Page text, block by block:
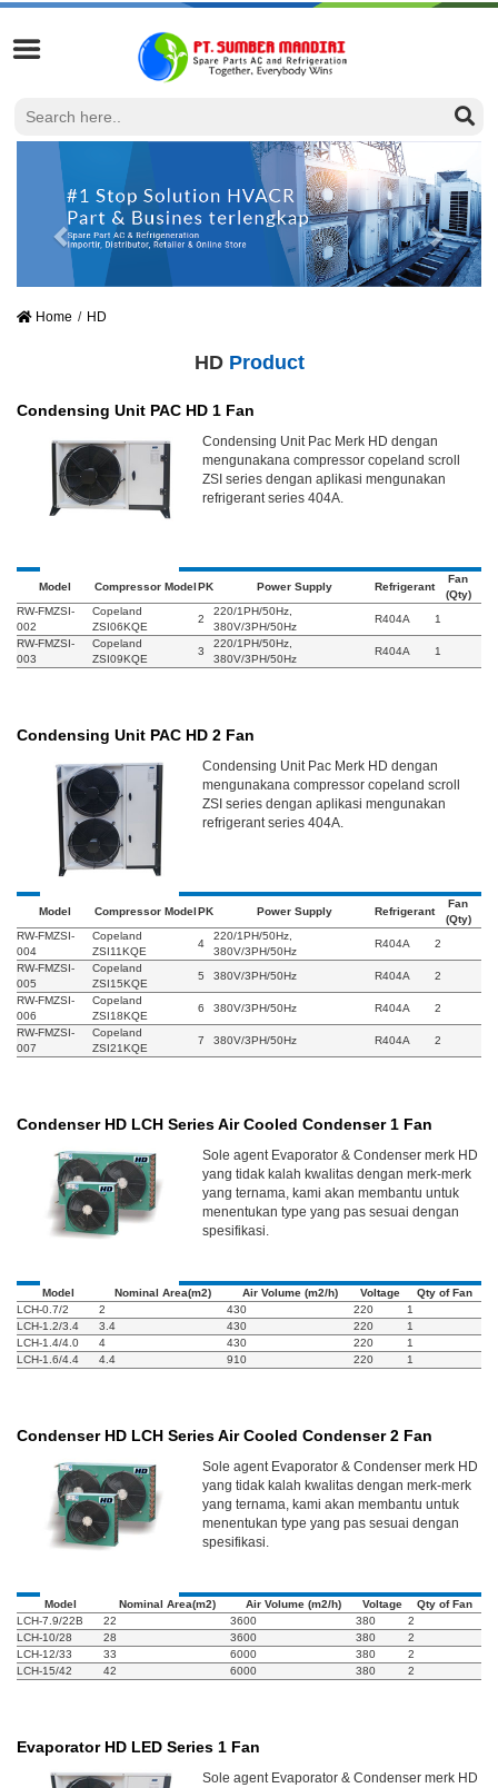
Home HD
HD Product
Condensing Unit PAC HD 1 Fan
Condensing Unit Pac Merk HD dengan
mengunakana compressor copeland scroll
ZSI series dengan aplikasi mengunakan
refrigerant series 404A.
Model Compressor ModelPK Power Supply Refrigerant
Fan
(Qty)
RW-FMZSI-
002
Copeland
ZSI06KQE
2
220/1PH/50Hz,
380V/3PH/50Hz
R404A
1
RW-FMZSI-
003
Copeland
ZSI09KQE
3
220/1PH/50Hz,
380V/3PH/50Hz
R404A 1
Condensing Unit PAC HD 2 Fan
Condensing Unit Pac Merk HD dengan
mengunakana compressor copeland scroll
ZSI series dengan aplikasi mengunakan
refrigerant series 404A.
Model Compressor ModelPK Power Supply Refrigerant
Fan
(Qty)
RW-FMZSI-
004
Copeland
ZSI11KQE
4
220/1PH/50Hz,
380V/3PH/50Hz
R404A
2
RW-FMZSI-
005
Copeland
ZSI15KQE
5 380V/3PH/50Hz R404A
2
RW-FMZSI-
006
Copeland
ZSI18KQE
6 380V/3PH/50Hz R404A
2
RW-FMZSI-
007
Copeland
ZSI21KQE
7 380V/3PH/50Hz R404A 2
Condenser HD LCH Series Air Cooled Condenser 1 Fan
Sole agent Evaporator & Condenser merk HD
yang tidak kalah kwalitas dengan merk-merk
yang ternama, kami akan membantu untuk
menentukan type yang pas sesuai dengan
spesifikasi.
Model Nominal Area(m2) Air Volume (m2/h) Voltage
Qty of Fan
LCH-0.7/2
2 430 220
1
LCH-1.2/3.4
3.4 430 220
1
LCH-1.4/4.0
4 430 220
1
LCH-1.6/4.4
4.4 910 220 1
Condenser HD LCH Series Air Cooled Condenser 2 Fan
Sole agent Evaporator & Condenser merk HD
yang tidak kalah kwalitas dengan merk-merk
yang ternama, kami akan membantu untuk
menentukan type yang pas sesuai dengan
spesifikasi.
Model Nominal Area(m2) Air Volume (m2/h) Voltage
Qty of Fan
LCH-7.9/22B
22 3600 380
2
LCH-10/28
28 3600 380
2
LCH-12/33
33 6000 380
2
LCH-15/42
42 6000 380 2
Evaporator HD LED Series 1 Fan
Sole agent Evaporator & Condenser merk HD